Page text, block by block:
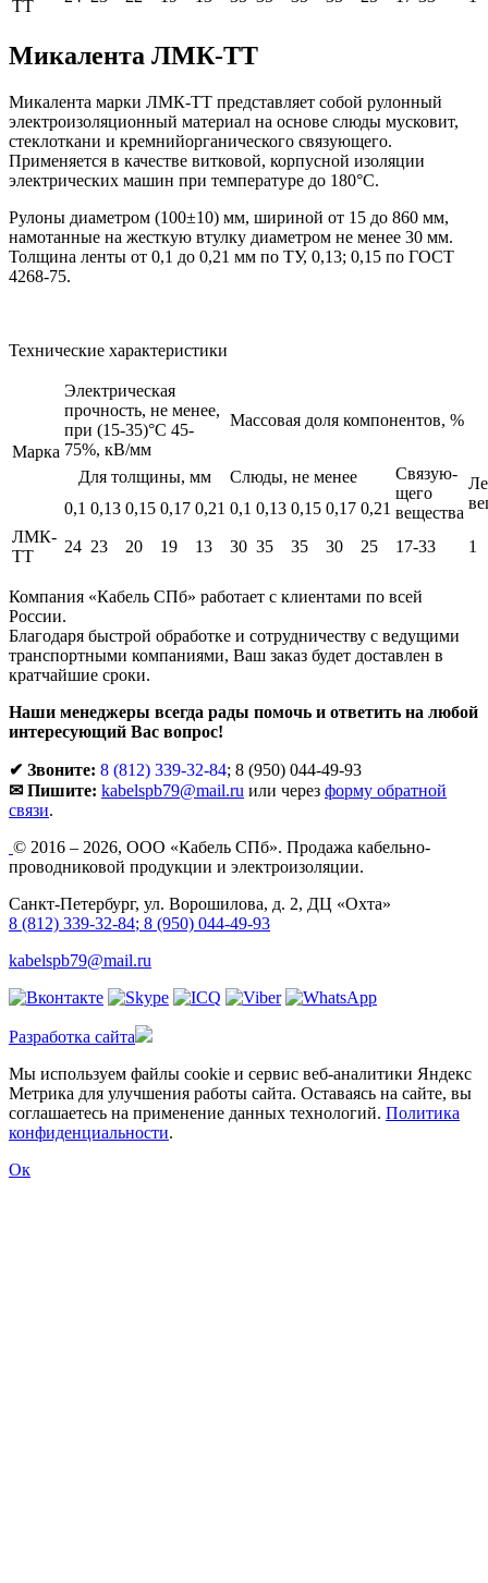
ТТ
Микалента ЛМК-ТТ
Микалента марки ЛМК-ТТ представляет собой рулонный
электроизоляционный материал на основе слюды мусковит,
стеклоткани и кремнийорганического связующего.
Применяется в качестве витковой, корпусной изоляции
электрических машин при температуре до 180°С.
Рулоны диаметром (100±10) мм, шириной от 15 до 860 мм,
намотанные на жесткую втулку диаметром не менее 30 мм.
Толщина ленты от 0,1 до 0,21 мм по ТУ, 0,13; 0,15 по ГОСТ
4268-75.
Технические характеристики
Марка
Электрическая
прочность, не менее,
при (15-35)°С 45-
75%, кВ/мм
Массовая доля компонентов, %
Для толщины, мм Слюды, не менее
Связую-
щего
вещества
0,1 0,13 0,15 0,17 0,21 0,1 0,13 0,15 0,17 0,21
ЛМК-
ТТ
24 23 20 19 13 30 35 35 30 25 17-33 1
Компания «Кабель СПб» работает с клиентами по всей
России.
Благодаря быстрой обработке и сотрудничеству с ведущими
транспортными компаниями, Ваш заказ будет доставлен в
кратчайшие сроки.
Наши менеджеры всегда рады помочь и ответить на любой
интересующий Вас вопрос!
✔ Звоните: 8 (812) 339-32-84; 8 (950) 044-49-93
✉ Пишите: kabelspb79@mail.ru или через форму обратной
связи.
© 2016 – 2026, ООО «Кабель СПб». Продажа кабельно-
проводниковой продукции и электроизоляции.
Санкт-Петербург, ул. Ворошилова, д. 2, ДЦ «Охта»
8 (812) 339-32-84; 8 (950) 044-49-93
kabelspb79@mail.ru
Разработка сайта
Мы используем файлы cookie и сервис веб-аналитики Яндекс
Метрика для улучшения работы сайта. Оставаясь на сайте, вы
соглашаетесь на применение данных технологий. Политика
конфиденциальности.
Ок